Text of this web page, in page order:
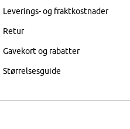
Leverings- og fraktkostnader
Retur
Gavekort og rabatter
Størrelsesguide